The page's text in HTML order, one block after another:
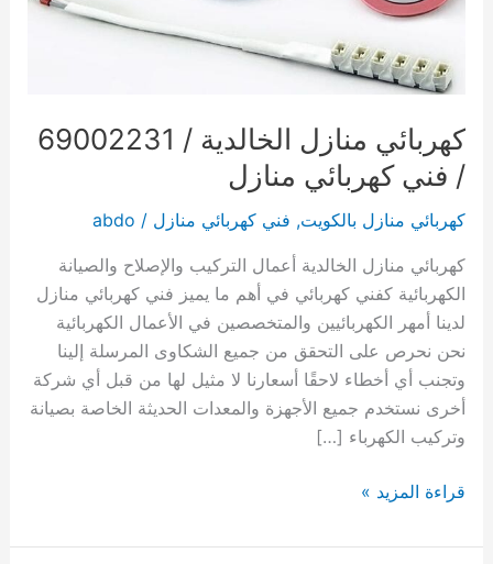
كهربائي منازل الخالدية / 69002231
/ فني كهربائي منازل
كهربائي منازل بالكويت, فني كهربائي منازل /
abdo
كهربائي منازل الخالدية أعمال التركيب والإصلاح والصيانة
الكهربائية كفني كهربائي في أهم ما يميز فني كهربائي منازل
لدينا أمهر الكهربائيين والمتخصصين في الأعمال الكهربائية
نحن نحرص على التحقق من جميع الشكاوى المرسلة إلينا
وتجنب أي أخطاء لاحقًا أسعارنا لا مثيل لها من قبل أي شركة
أخرى نستخدم جميع الأجهزة والمعدات الحديثة الخاصة بصيانة
وتركيب الكهرباء […]
كهربائي
الخالدية
قراءة المزيد »